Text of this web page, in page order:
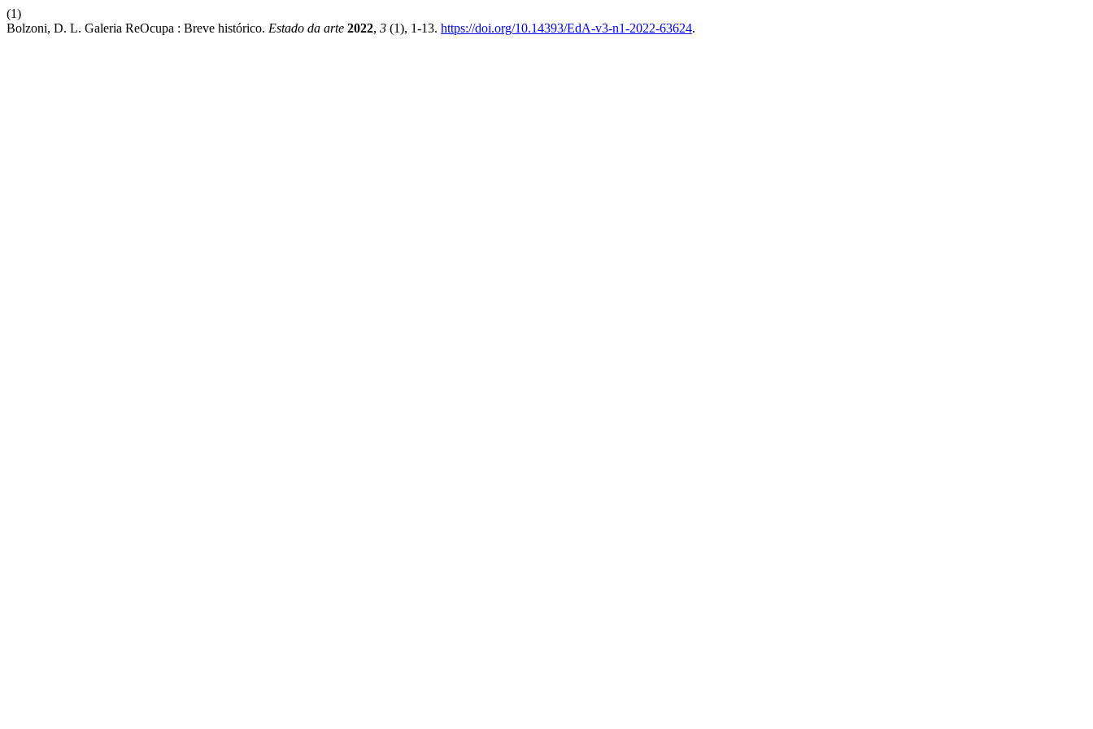
(1)
Bolzoni, D. L. Galeria ReOcupa : Breve histórico. Estado da arte 2022, 3 (1), 1-13. https://doi.org/10.14393/EdA-v3-n1-2022-63624.